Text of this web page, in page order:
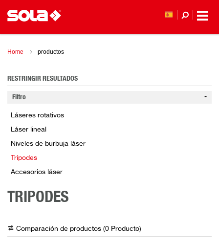
Home productos
RESTRINGIR RESULTADOS
Filtro
Láseres rotativos
Láser lineal
Niveles de burbuja láser
Trípodes
Accesorios láser
TRIPODES
Comparación de productos (0 Producto)